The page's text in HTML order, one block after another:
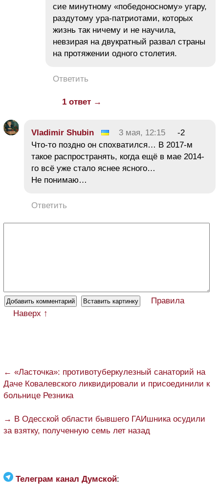
сие минутному «победоносному» угару,
раздутому ура-патриотами, которых
жизнь так ничему и не научила,
невзирая на двукратный развал страны
на протяжении одного столетия.
Ответить
1 ответ →
Vladimir Shubin 3 мая, 12:15
-2
Что-то поздно он спохватился… В 2017-м
такое распространять, когда ещё в мае 2014-
го всё уже стало яснее ясного…
Не понимаю…
Ответить
Правила
Наверх ↑
← «Ласточка»: противотуберкулезный санаторий на
Даче Ковалевского ликвидировали и присоединили к
больнице Резника
→ В Одесской области бывшего ГАИшника осудили
за взятку, полученную семь лет назад
Телеграм канал Думской: